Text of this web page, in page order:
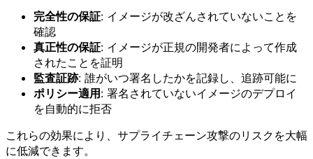
完全性の保証: イメージが改ざんされていないことを
確認
真正性の保証: イメージが正規の開発者によって作成
されたことを証明
監査証跡: 誰がいつ署名したかを記録し、追跡可能に
ポリシー適用 : 署名されていないイメージのデプロイ
を自動的に拒否
これらの効果により、サプライチェーン攻撃のリスクを大幅
に低減できます。